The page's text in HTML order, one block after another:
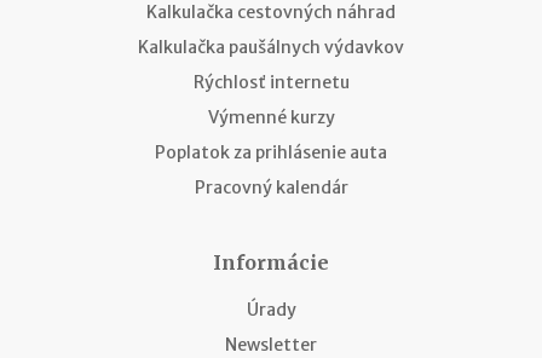
Kalkulačka cestovných náhrad
Kalkulačka paušálnych výdavkov
Rýchlosť internetu
Výmenné kurzy
Poplatok za prihlásenie auta
Pracovný kalendár
Informácie
Úrady
Newsletter